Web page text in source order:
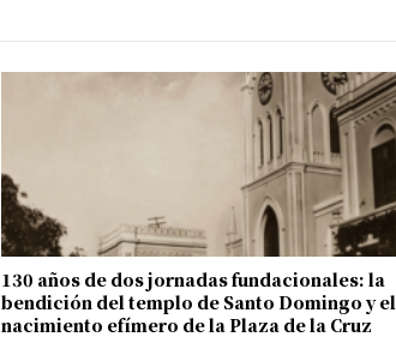
130 años de dos jornadas fundacionales: la
bendición del templo de Santo Domingo y el
nacimiento efímero de la Plaza de la Cruz